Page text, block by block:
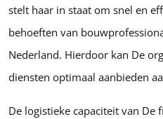
stelt haar in staat om snel en
behoeften van
Nederland. Hierdoor kan De
diensten optimaal aanbieden
De logistieke capaciteit van